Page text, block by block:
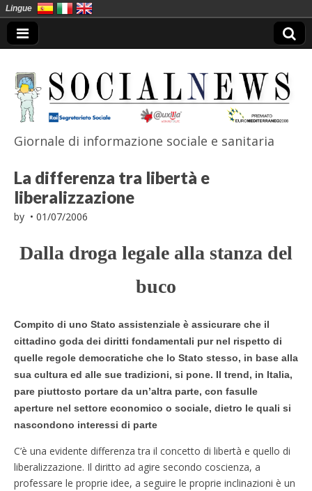
SocialNews
Giornale di informazione sociale e sanitaria
La differenza tra libertà e
liberalizzazione
by • 01/07/2006
Dalla droga legale alla stanza del
buco
Compito di uno Stato assistenziale è assicurare che il
cittadino goda dei diritti fondamentali pur nel rispetto di
quelle regole democratiche che lo Stato stesso, in base alla
sua cultura ed alle sue tradizioni, si pone. Il trend, in Italia,
pare piuttosto portare da un’altra parte, con fasulle
aperture nel settore economico o sociale, dietro le quali si
nascondono interessi di parte
C’è una evidente differenza tra il concetto di libertà e quello di
liberalizzazione. Il diritto ad agire secondo coscienza, a
professare le proprie idee, a seguire le proprie inclinazioni è un
Lingue